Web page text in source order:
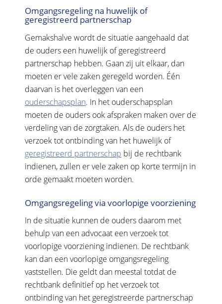
Omgangsregeling na huwelijk of
geregistreerd partnerschap
Gemakshalve wordt de situatie aangehaald dat
de ouders een huwelijk of geregistreerd
partnerschap hebben. Gaan zij uit elkaar, dan
moeten er vele zaken geregeld worden. Één
daarvan is het overleggen van een
ouderschapsplan. In het ouderschapsplan
moeten de ouders ook afspraken maken over de
verdeling van de zorgtaken. Als de ouders het
verzoek tot ontbinding van het huwelijk of
geregistreerd partnerschap bij de rechtbank
indienen, zullen er vele zaken op korte termijn in
orde gemaakt moeten worden.
Omgangsregeling via voorlopige voorziening
In de situatie kunnen de ouders daarom met
behulp van een advocaat een verzoek tot
voorlopige voorziening indienen. De rechtbank
kan dan een voorlopige omgangsregeling
vaststellen. Die geldt dan meestal totdat de
rechtbank definitief op het verzoek tot
ontbinding van het geregistreerde partnerschap